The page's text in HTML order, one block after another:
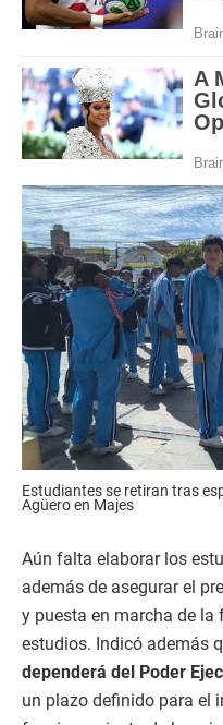
Estudiantes se retiran tras
Agüero en Majes
Aún falta elaborar los
además de asegurar el
y puesta en marcha de la
estudios. Indicó además
dependerá del Poder
un plazo definido para el